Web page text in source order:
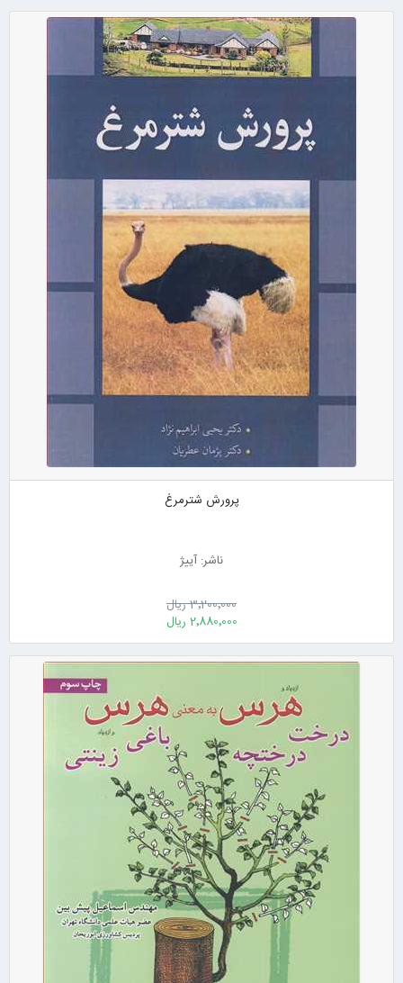
پرورش شترمرغ
ناشر: آییژ
3٬200٬000 ریال
2٬880٬000 ریال